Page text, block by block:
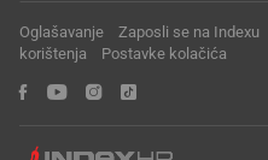
Oglašavanje Zaposli se na Indexu
korištenja
Postavke kolačića